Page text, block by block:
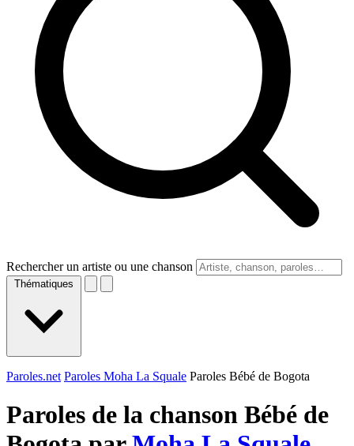
Rechercher un artiste ou une chanson
Thématiques
Paroles.net Paroles Moha La Squale Paroles Bébé de Bogota
Paroles de la chanson Bébé de